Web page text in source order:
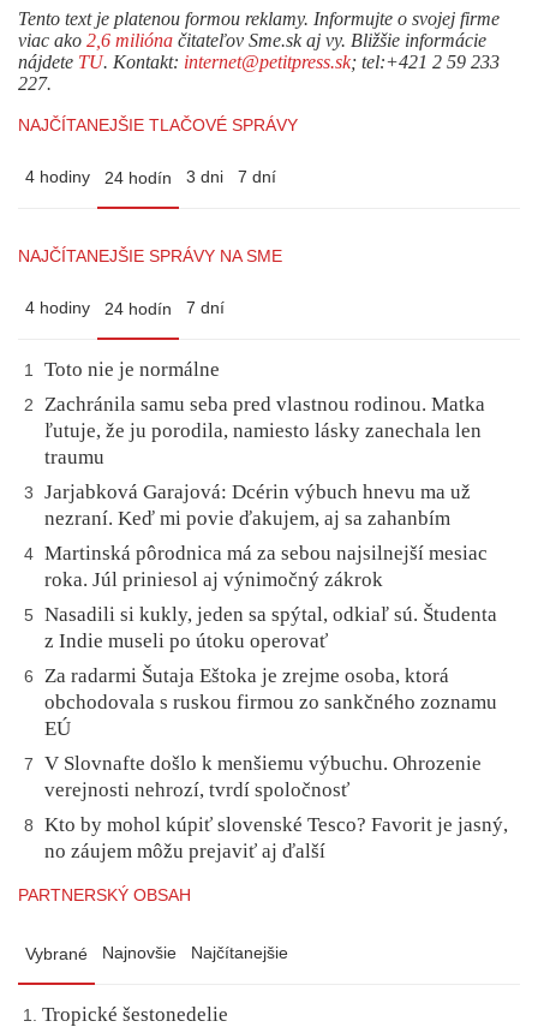
Tento text je platenou formou reklamy. Informujte o svojej firme
viac ako 2,6 milióna čitateľov Sme.sk aj vy. Bližšie informácie
nájdete TU. Kontakt: internet@petitpress.sk; tel:+421 2 59 233
227.
NAJČÍTANEJŠIE TLAČOVÉ SPRÁVY
4 hodiny 24 hodín 3 dni 7 dní
NAJČÍTANEJŠIE SPRÁVY NA SME
4 hodiny 24 hodín 7 dní
1 Toto nie je normálne
2
Zachránila samu seba pred vlastnou rodinou. Matka
ľutuje, že ju porodila, namiesto lásky zanechala len
traumu
3
Jarjabková Garajová: Dcérin výbuch hnevu ma už
nezraní. Keď mi povie ďakujem, aj sa zahanbím
4 Martinská pôrodnica má za sebou najsilnejší mesiac
roka. Júl priniesol aj výnimočný zákrok
5
Nasadili si kukly, jeden sa spýtal, odkiaľ sú. Študenta
z Indie museli po útoku operovať
6
Za radarmi Šutaja Eštoka je zrejme osoba, ktorá
obchodovala s ruskou firmou zo sankčného zoznamu
EÚ
7
V Slovnafte došlo k menšiemu výbuchu. Ohrozenie
verejnosti nehrozí, tvrdí spoločnosť
8
Kto by mohol kúpiť slovenské Tesco? Favorit je jasný,
no záujem môžu prejaviť aj ďalší
PARTNERSKÝ OBSAH
Vybrané Najnovšie Najčítanejšie
Tropické šestonedelie